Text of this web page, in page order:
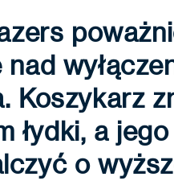
Koszykarz
łydki, a
o